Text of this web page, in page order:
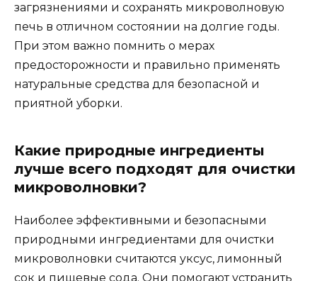
загрязнениями и сохранять микроволновую
печь в отличном состоянии на долгие годы.
При этом важно помнить о мерах
предосторожности и правильно применять
натуральные средства для безопасной и
приятной уборки.
Какие природные ингредиенты
лучше всего подходят для очистки
микроволновки?
Наиболее эффективными и безопасными
природными ингредиентами для очистки
микроволновки считаются уксус, лимонный
сок и пищевые сода. Они помогают устранить